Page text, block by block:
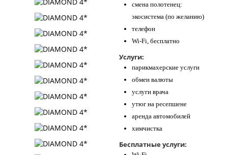
смена полотенец:
экосистема (по желанию)
телефон
Wi-Fi, бесплатно
Услуги:
парикмахерские услуги
обмен валюты
услуги врача
утюг на ресепшене
аренда автомобилей
химчистка
Бесплатные услуги: